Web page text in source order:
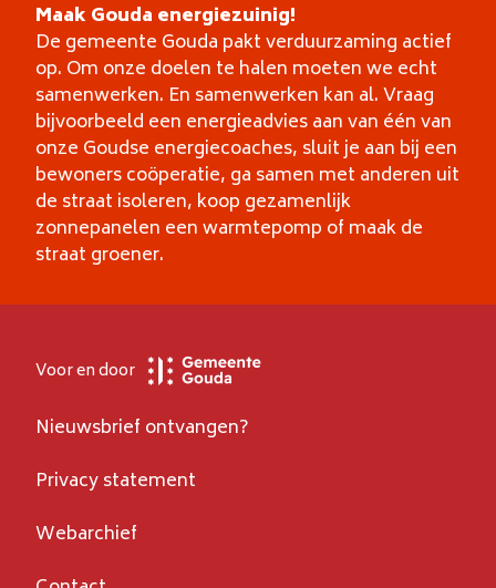
Maak Gouda energiezuinig!
De gemeente Gouda pakt verduurzaming actief
op. Om onze doelen te halen moeten we echt
samenwerken. En samenwerken kan al. Vraag
bijvoorbeeld een energieadvies aan van één van
onze Goudse energiecoaches, sluit je aan bij een
bewoners coöperatie, ga samen met anderen uit
de straat isoleren, koop gezamenlijk
zonnepanelen een warmtepomp of maak de
straat groener.
Voor en door
Nieuwsbrief ontvangen?
Privacy statement
Webarchief